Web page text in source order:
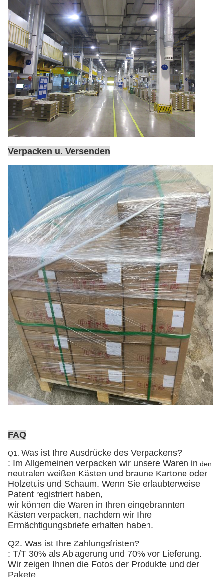
Verpacken u. Versenden
FAQ
Q1. Was ist Ihre Ausdrücke des Verpackens?
: Im Allgemeinen verpacken wir unsere Waren in den
neutralen weißen Kästen und braune Kartone oder
Holzetuis und Schaum. Wenn Sie erlaubterweise
Patent registriert haben,
wir können die Waren in Ihren eingebrannten
Kästen verpacken, nachdem wir Ihre
Ermächtigungsbriefe erhalten haben.
Q2. Was ist Ihre Zahlungsfristen?
: T/T 30% als Ablagerung und 70% vor Lieferung.
Wir zeigen Ihnen die Fotos der Produkte und der
Pakete